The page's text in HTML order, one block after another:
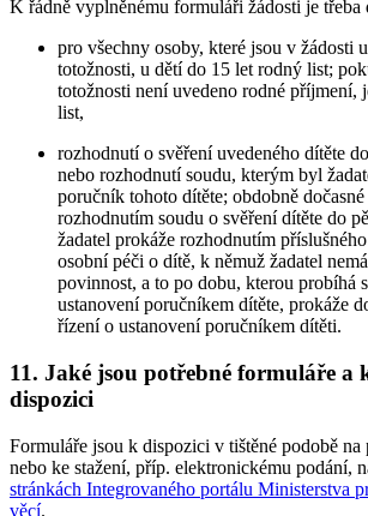
K řádně vyplněnému formuláři žádosti je třeba
pro všechny osoby, které jsou v žádosti
totožnosti, u dětí do 15 let rodný list;
totožnosti není uvedeno rodné příjmení,
list,
rozhodnutí o svěření uvedeného dítěte
nebo rozhodnutí soudu, kterým byl
poručník tohoto dítěte; obdobně
rozhodnutím soudu o svěření dítěte do
žadatel prokáže rozhodnutím
osobní péči o dítě, k němuž žadatel
povinnost, a to po dobu, kterou probíhá
ustanovení poručníkem dítěte, prokáže
řízení o ustanovení poručníkem dítěti.
11. Jaké jsou potřebné formuláře a
dispozici
Formuláře jsou k dispozici v tištěné podobě na
nebo ke stažení, příp. elektronickému podání,
stránkách Integrovaného portálu Ministerstva
věcí.